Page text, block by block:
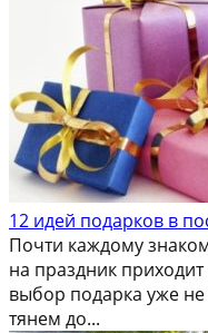
12 идей подарков в
Почти каждому
на праздник
выбор подарка уже
тянем до...